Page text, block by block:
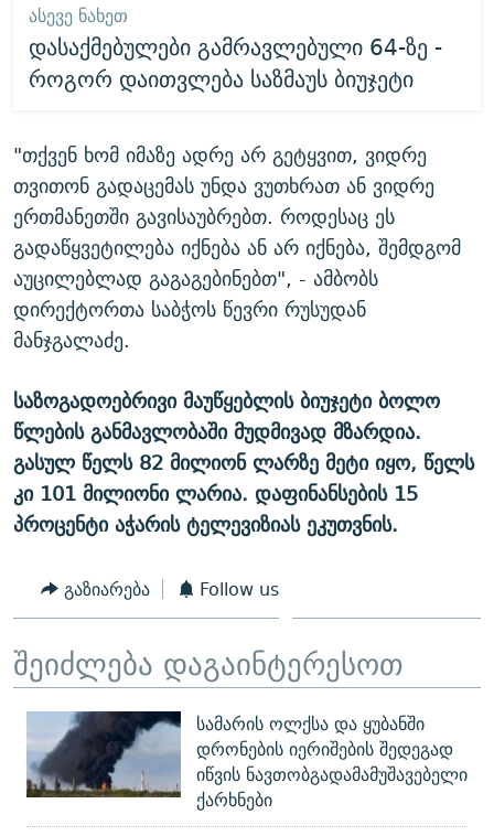
ᲐᲡᲔᲕᲔ ᲜᲐᲮᲔᲗ
დასაქმებულები გამრავლებული 64-ზე -
როგორ დაითვლება საზმაუს ბიუჯეტი
"თქვენ ხომ იმაზე ადრე არ გეტყვით, ვიდრე
თვითონ გადაცემას უნდა ვუთხრათ ან ვიდრე
ერთმანეთში გავისაუბრებთ. როდესაც ეს
გადაწყვეტილება იქნება ან არ იქნება, შემდგომ
აუცილებლად გაგაგებინებთ", - ამბობს
დირექტორთა საბჭოს წევრი რუსუდან
მანჯგალაძე.
საზოგადოებრივი მაუწყებლის ბიუჯეტი ბოლო
წლების განმავლობაში მუდმივად მზარდია.
გასულ წელს 82 მილიონ ლარზე მეტი იყო, წელს
კი 101 მილიონი ლარია. დაფინანსების 15
პროცენტი აჭარის ტელევიზიას ეკუთვნის.
გაზიარება Follow us
შეიძლება დაგაინტერესოთ
სამარის ოლქსა და ყუბანში
დრონების იერიშების შედეგად
იწვის ნავთობგადამამუშავებელი
ქარხნები